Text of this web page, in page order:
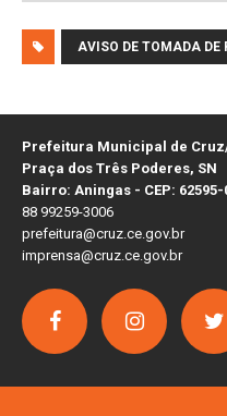
AVISO DE TOMADA DE
Prefeitura Municipal de
Praça dos Três Poderes, SN
Bairro: Aningas - CEP:
88 99259-3006
prefeitura@cruz.ce.gov.br
imprensa@cruz.ce.gov.br